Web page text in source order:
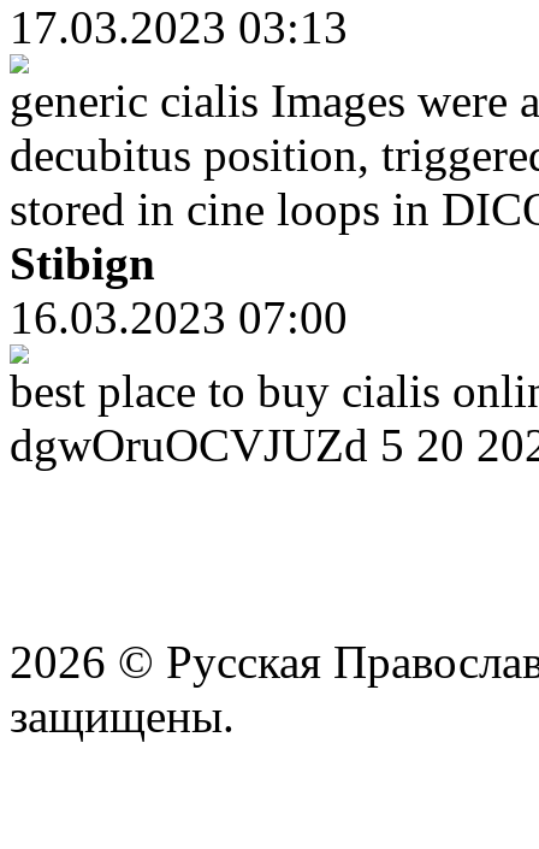
17.03.2023 03:13
generic cialis Images were
decubitus position,
stored in cine loops in
Stibign
16.03.2023 07:00
best place to buy cialis
dgwOruOCVJUZd 5 20
2026 © Русская
защищены.